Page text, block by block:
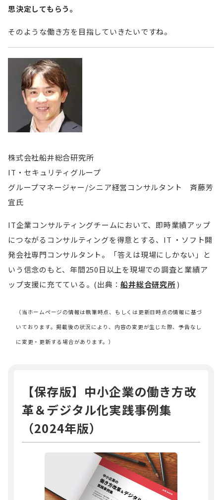
思決定してもらう。
そのような働き方を目指していきたいですね。
株式会社船井総合研究所
IT・セキュリティグループ
グループマネージャー/シニア経営コンサルタント 斉藤芳
宜氏
IT企業コンサルティングチームにおいて、即時業績アップ
につながるコンサルティングを得意とする、IT ・ソフト開
発会社専門コンサルタント。「答えは現場にしかない」と
いう信念のもと、年間250日以上を現場での調査と業績ア
ップ支援に充てている。(出典：船井総合研究所)
（当ホームページの情報は執筆時点、もしくは更新日時点の情報に基づ
いております。掲載後の状況により、内容の変更が生じた際、予告なし
に変更・更新する場合があります。）
【保存版】中小企業の働き方改
革＆デジタル化実践事例集
（2024年版）